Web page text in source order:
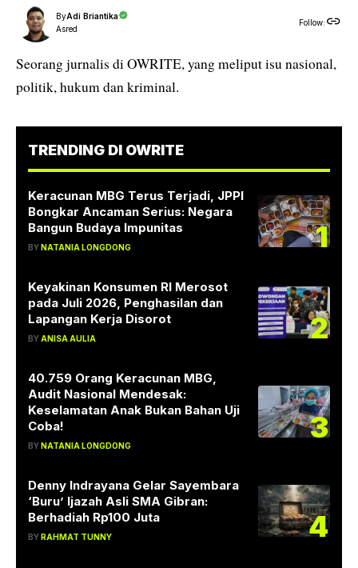
ByAdi Briantika
Asred
Follow:
Seorang jurnalis di OWRITE, yang meliput isu nasional,
politik, hukum dan kriminal.
TRENDING DI OWRITE
Keracunan MBG Terus Terjadi, JPPI
Bongkar Ancaman Serius: Negara
Bangun Budaya Impunitas
BYNATANIA LONGDONG 1
Keyakinan Konsumen RI Merosot
pada Juli 2026, Penghasilan dan
Lapangan Kerja Disorot
BYANISA AULIA 2
40.759 Orang Keracunan MBG,
Audit Nasional Mendesak:
Keselamatan Anak Bukan Bahan Uji
Coba!
BYNATANIA LONGDONG
3
Denny Indrayana Gelar Sayembara
‘Buru’ Ijazah Asli SMA Gibran:
Berhadiah Rp100 Juta
BYRAHMAT TUNNY 4